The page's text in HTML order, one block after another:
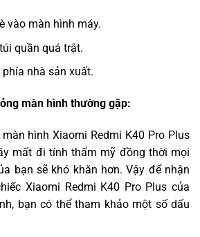
vào màn hình máy.
quần quá trật.
nhà sản xuất.
màn hình thường gặp:
hình Xiaomi Redmi K40 Pro Plus
mất đi tính thẩm mỹ đồng thời mọi
bạn sẽ khó khăn hơn. Vậy để nhận
Xiaomi Redmi K40 Pro Plus của
bạn có thể tham khảo một số dấu